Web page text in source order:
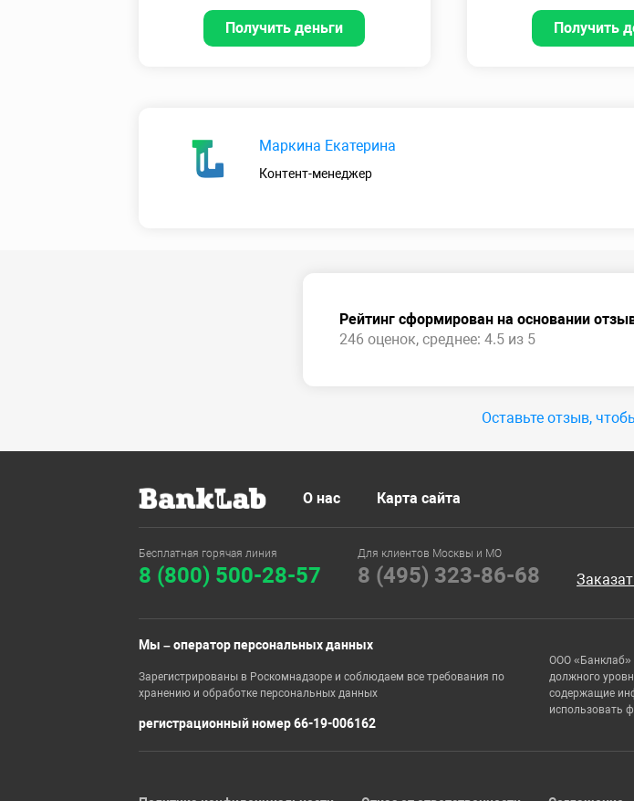
Получить деньги Получить
Маркина Екатерина
Контент-менеджер
Рейтинг сформирован на основании
246 оценок, среднее: 4.5 из 5
Оставьте отзыв,
О нас Карта сайта
Бесплатная горячая линия
8 (800) 500-28-57
Для клиентов Москвы и МО
8 (495) 323-86-68
Мы – оператор персональных данных
Зарегистрированы в Роскомнадзоре и соблюдаем все требования по
хранению и обработке персональных данных
регистрационный номер 66-19-006162
ООО «Банклаб»
должного
содержащие
использовать